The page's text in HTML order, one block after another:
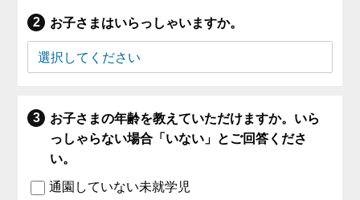
お子さまはいらっしゃいますか。
お子さまの年齢を教えていただけますか。いら
っしゃらない場合「いない」とご回答くださ
い。
通園していない未就学児